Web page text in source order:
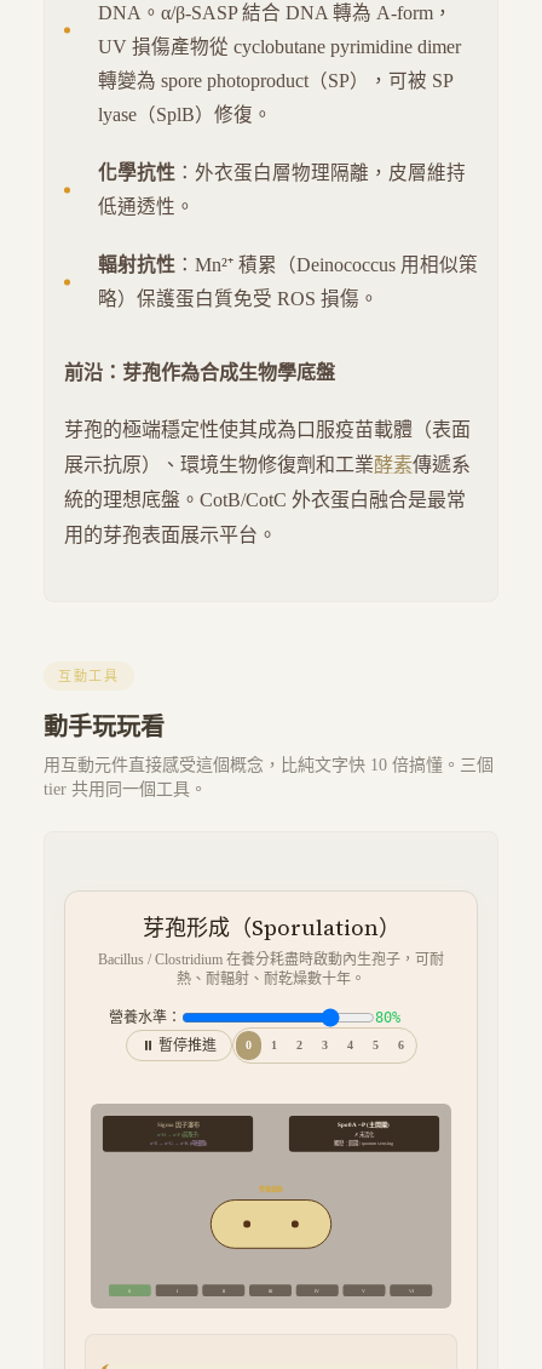
DNA。α/β-SASP 結合 DNA 轉為 A-form，
UV 損傷產物從 cyclobutane pyrimidine dimer
轉變為 spore photoproduct（SP），可被 SP
lyase（SplB）修復。
化學抗性 ：外衣蛋白層物理隔離，皮層維持
低通透性。
輻射抗性 ：Mn²⁺ 積累（Deinococcus 用相似策
略）保護蛋白質免受 ROS 損傷。
前沿：芽孢作為合成生物學底盤
芽孢的極端穩定性使其成為口服疫苗載體（表面
展示抗原）、環境生物修復劑和工業酵素傳遞系
統的理想底盤。CotB/CotC 外衣蛋白融合是最常
用的芽孢表面展示平台。
互動工具
動手玩玩看
用互動元件直接感受這個概念，比純文字快 10 倍搞懂。三個
tier 共用同一個工具。
芽孢形成（Sporulation）
Bacillus / Clostridium 在養分耗盡時啟動內生孢子，可耐
熱、耐輻射、耐乾燥數十年。
營養水準： 80%
⏸ 暫停推進
0 1 2 3 4 5 6
Sigma 因子瀑布
σ^H → σ^F (前孢子)
σ^E → σ^G → σ^K (母細胞)
Spo0A ~P (主開關)
✗ 未活化
觸發：飢餓 / quorum sensing
營養細胞
0 I II III IV V VI